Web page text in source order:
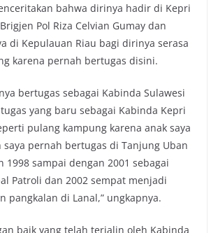
bahwa dirinya hadir di Kepri
Pol Riza Celvian Gumay dan
di Kepulauan Riau bagi dirinya serasa
karena pernah bertugas disini.
bertugas sebagai Kabinda Sulawesi
yang baru sebagai Kabinda Kepri
pulang kampung karena anak saya
pernah bertugas di Tanjung Uban
1998 sampai dengan 2001 sebagai
Patroli dan 2002 sempat menjadi
pangkalan di Lanal,” ungkapnya.
baik yang telah terjalin oleh Kabinda